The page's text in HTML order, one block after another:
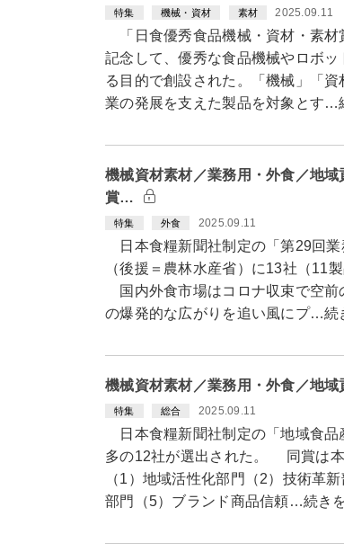
特集 機械・資材 素材 2025.09.11
「日食優秀食品機械・資材・素材
記念して、優秀な食品機械やロボ
る目的で創設された。「機械」「
業の発展を支えた製品を対象とす…
機械資材素材／業務用・外食／地
賞…
特集 外食 2025.09.11
日本食糧新聞社制定の「第29回業
（後援＝農林水産省）に13社（11
国内外食市場はコロナ収束で空前
の爆発的な広がりを追い風にプ…続
機械資材素材／業務用・外食／地
特集 総合 2025.09.11
日本食糧新聞社制定の「地域食品
多の12社が選出された。 同賞は本
（1）地域活性化部門（2）技術革
部門（5）ブランド商品信頼…続き